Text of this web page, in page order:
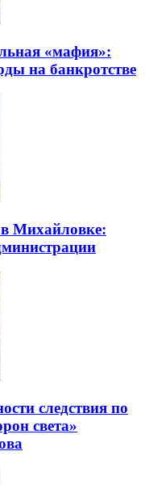
«мафия»:
на банкротстве
Михайловке:
следствия по
света»